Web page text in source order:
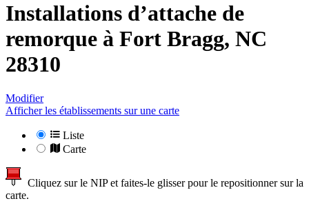
Installations d’attache de
remorque à Fort Bragg, NC
28310
Modifier
Afficher les établissements sur une carte
Liste
Carte
Cliquez sur le NIP et faites-le glisser pour le repositionner sur la
carte.